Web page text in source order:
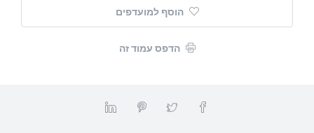
הוסף למועדפים
הדפס עמוד זה